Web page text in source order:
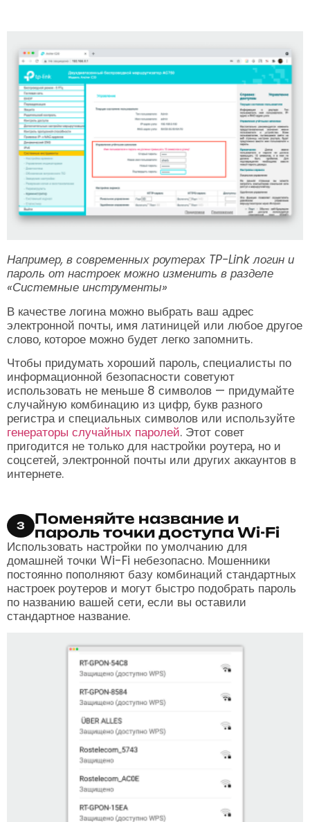
Например, в современных роутерах TP-Link логин и
пароль от настроек можно изменить в разделе
«Системные инструменты»
В качестве логина можно выбрать ваш адрес
электронной почты, имя латиницей или любое другое
слово, которое можно будет легко запомнить.
Чтобы придумать хороший пароль, специалисты по
информационной безопасности советуют
использовать не меньше 8 символов — придумайте
случайную комбинацию из цифр, букв разного
регистра и специальных символов или используйте
генераторы случайных паролей. Этот совет
пригодится не только для настройки роутера, но и
соцсетей, электронной почты или других аккаунтов в
интернете.
3
Поменяйте название и
пароль точки доступа Wi-Fi
Использовать настройки по умолчанию для
домашней точки Wi-Fi небезопасно. Мошенники
постоянно пополняют базу комбинаций стандартных
настроек роутеров и могут быстро подобрать пароль
по названию вашей сети, если вы оставили
стандартное название.